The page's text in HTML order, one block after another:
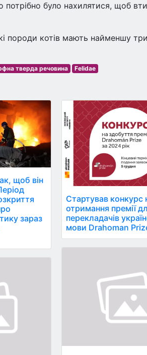
потрібно було нахилятися, щоб
породи котів мають найменшу
тверда речовина Felidae
щоб він
зараз
Стартував конкурс
отримання премії
перекладачів
мови Drahoman